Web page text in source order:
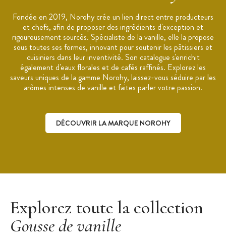
vanille
poudre 25%, concentré devanille12%, grains de vanille
épuisée.
Allergènes :peut contenir d’éventuelles traces de céleri,
sésame, moutarde, fruits à coques, Lait (fabriqué dans un
atelier qui utilise du lait)
Dosageconseillé 1 à 2 galets par kg de préparation
Utilisation: crème pâtissière, ganache, chocolat, à faire
: boisées, florales, anisées
Recette Clean Label:produits issus de partenaires locaux
lumière entre 16 et 18°Cdans son emballage d’origine fermé.
et devanille
- Origine des gousses : Madagascar et
Papouasie Nouvelle Guinée
DDM: 12 mois
Fondée en 2019, Norohy crée un lien direct entre producteurs
et chefs, afin de proposer des ingrédients d'exception et
rigoureusement sourcés. Spécialiste de la vanille, elle la propose
sous toutes ses formes, innovant pour soutenir les pâtissiers et
cuisiniers dans leur inventivité. Son catalogue s'enrichit
également d'eaux florales et de cafés raffinés. Explorez les
saveurs uniques de la gamme Norohy, laissez-vous séduire par les
arômes intenses de vanille et faites parler votre passion.
DÉCOUVRIR LA MARQUE NOROHY
Explorez toute la collection
Gousse de vanille